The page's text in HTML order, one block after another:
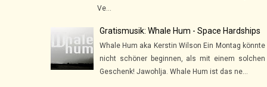
Ve...
Gratismusik: Whale Hum - Space Hardships
Whale Hum aka Kerstin Wilson Ein Montag könnte
nicht schöner beginnen, als mit einem solchen
Geschenk! Jawohlja. Whale Hum ist das ne...